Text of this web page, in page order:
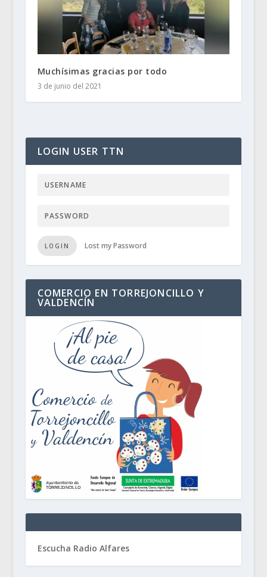
Muchísimas gracias por todo
3 de junio del 2021
LOGIN USER TTN
LOGIN Lost my Password
COMERCIO EN TORREJONCILLO Y
VALDENCÍN
Escucha Radio Alfares